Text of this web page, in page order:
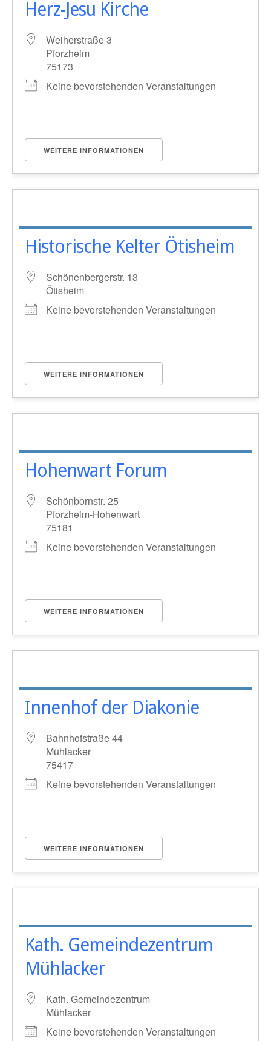
Herz-Jesu Kirche
Weiherstraße 3
Pforzheim
75173
Keine bevorstehenden Veranstaltungen
WEITERE INFORMATIONEN
Historische Kelter Ötisheim
Schönenbergerstr. 13
Ötisheim
Keine bevorstehenden Veranstaltungen
WEITERE INFORMATIONEN
Hohenwart Forum
Schönbornstr. 25
Pforzheim-Hohenwart
75181
Keine bevorstehenden Veranstaltungen
WEITERE INFORMATIONEN
Innenhof der Diakonie
Bahnhofstraße 44
Mühlacker
75417
Keine bevorstehenden Veranstaltungen
WEITERE INFORMATIONEN
Kath. Gemeindezentrum
Mühlacker
Kath. Gemeindezentrum
Mühlacker
Keine bevorstehenden Veranstaltungen